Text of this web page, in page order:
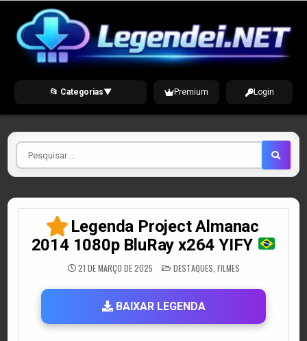
content
📂 Categorias▼ Premium Login
Pesquisar
por
Legenda Project Almanac
2014 1080p BluRay x264 YIFY
21 DE MARÇO DE 2025 POSTED
IN
DESTAQUES FILMES
BAIXAR LEGENDA